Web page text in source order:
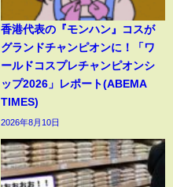
香港代表の『モンハン』コスが
グランドチャンピオンに！「ワ
ールドコスプレチャンピオンシ
ップ2026」レポート(ABEMA
TIMES)
2026年8月10日